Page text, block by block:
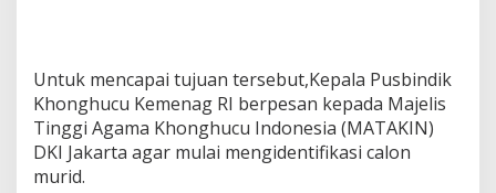
Untuk mencapai tujuan tersebut,Kepala Pusbindik
Khonghucu Kemenag RI berpesan kepada Majelis
Tinggi Agama Khonghucu Indonesia (MATAKIN)
DKI Jakarta agar mulai mengidentifikasi calon
murid.